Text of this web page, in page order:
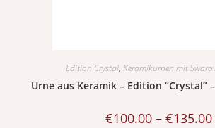
Edition Crystal, Keramikurnen mit
Urne aus Keramik – Edition “Crystal”
€100.00 – €135.00